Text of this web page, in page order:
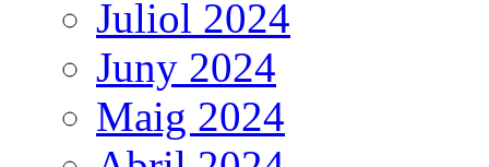
Juliol 2024
Juny 2024
Maig 2024